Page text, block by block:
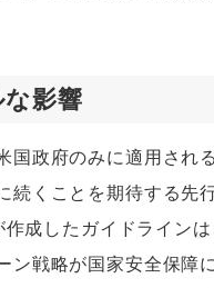
影響
国政府のみに適用され
続くことを期待する先
成したガイドライン
ン戦略が国家安全保障